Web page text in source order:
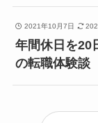
2021年10月7日
年間休日を20
の転職体験談